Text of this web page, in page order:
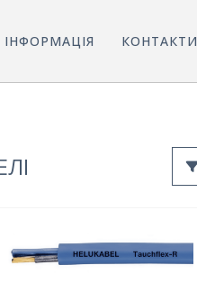
ІНФОРМАЦІЯ КОНТАКТИ